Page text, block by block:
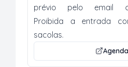
prévio pelo email
Proibida a entrada
sacolas.